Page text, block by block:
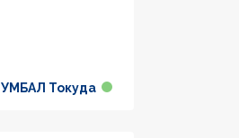
УМБАЛ Токуда